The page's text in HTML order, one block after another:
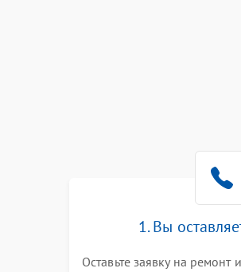
1. Вы
Оставьте заявку на ремонт